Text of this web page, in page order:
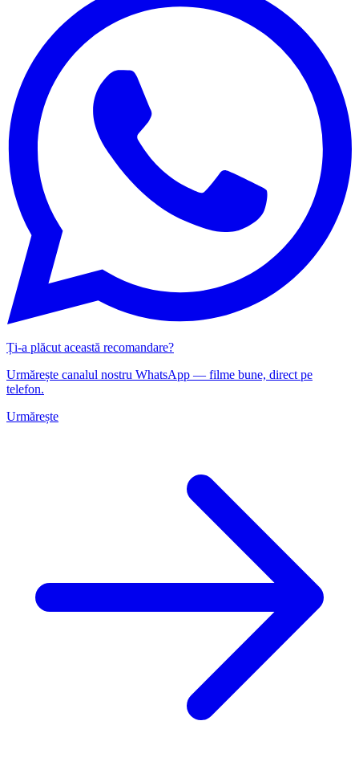
Ți-a plăcut această recomandare?
Urmărește canalul nostru WhatsApp — filme bune, direct pe
telefon.
Urmărește